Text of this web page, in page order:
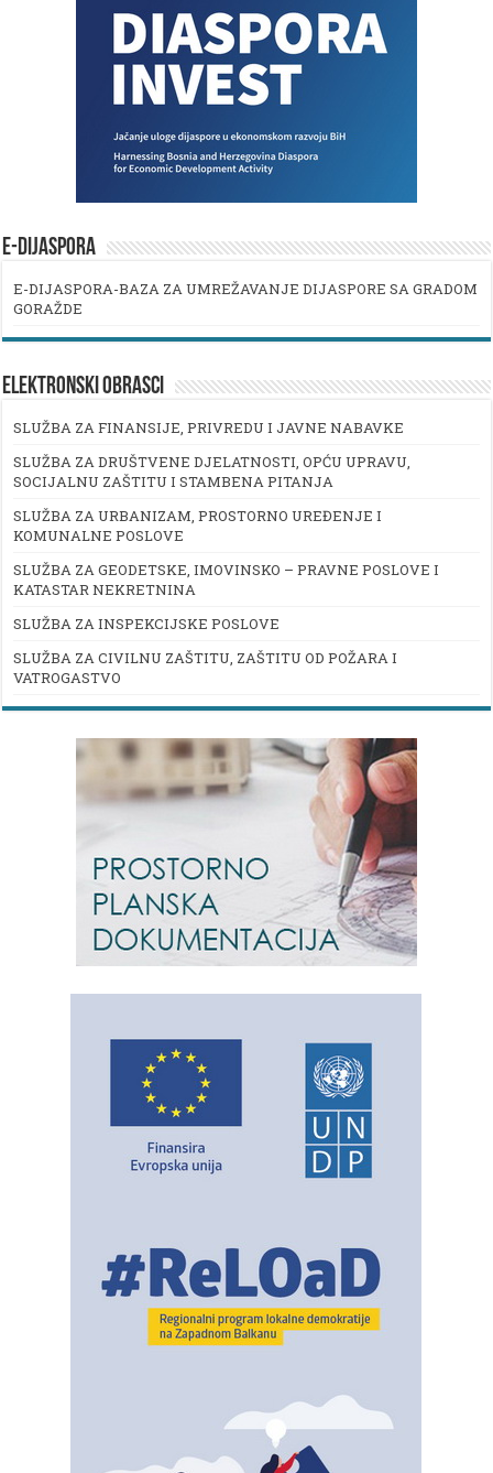
E-DIJASPORA
E-DIJASPORA-BAZA ZA UMREŽAVANJE DIJASPORE SA GRADOM
GORAŽDE
ELEKTRONSKI OBRASCI
SLUŽBA ZA FINANSIJE, PRIVREDU I JAVNE NABAVKE
SLUŽBA ZA DRUŠTVENE DJELATNOSTI, OPĆU UPRAVU,
SOCIJALNU ZAŠTITU I STAMBENA PITANJA
SLUŽBA ZA URBANIZAM, PROSTORNO UREĐENJE I
KOMUNALNE POSLOVE
SLUŽBA ZA GEODETSKE, IMOVINSKO – PRAVNE POSLOVE I
KATASTAR NEKRETNINA
SLUŽBA ZA INSPEKCIJSKE POSLOVE
SLUŽBA ZA CIVILNU ZAŠTITU, ZAŠTITU OD POŽARA I
VATROGASTVO